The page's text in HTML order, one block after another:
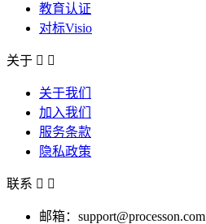
教育认证
对标Visio
关于  
关于我们
加入我们
服务条款
隐私政策
联系  
邮箱：support@processon.com